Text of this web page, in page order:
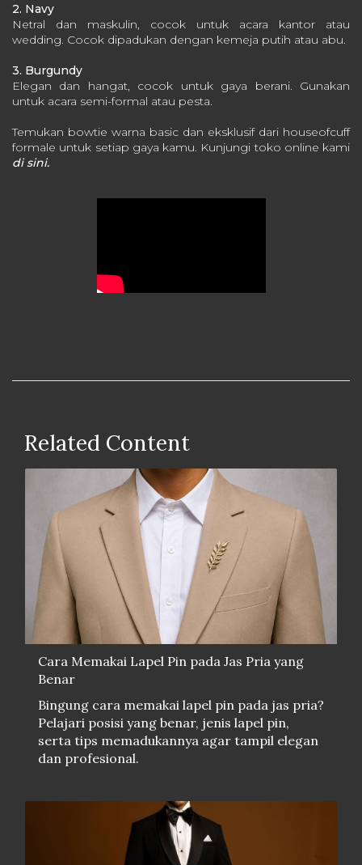
2. Navy
Netral dan maskulin, cocok untuk acara kantor atau
wedding. Cocok dipadukan dengan kemeja putih atau abu.
3. Burgundy
Elegan dan hangat, cocok untuk gaya berani. Gunakan
untuk acara semi-formal atau pesta.
Temukan bowtie warna basic dan eksklusif dari houseofcuff
formale untuk setiap gaya kamu. Kunjungi toko online kami
di sini.
Related Content
Cara Memakai Lapel Pin pada Jas Pria yang
Benar
Bingung cara memakai lapel pin pada jas pria?
Pelajari posisi yang benar, jenis lapel pin,
serta tips memadukannya agar tampil elegan
dan profesional.